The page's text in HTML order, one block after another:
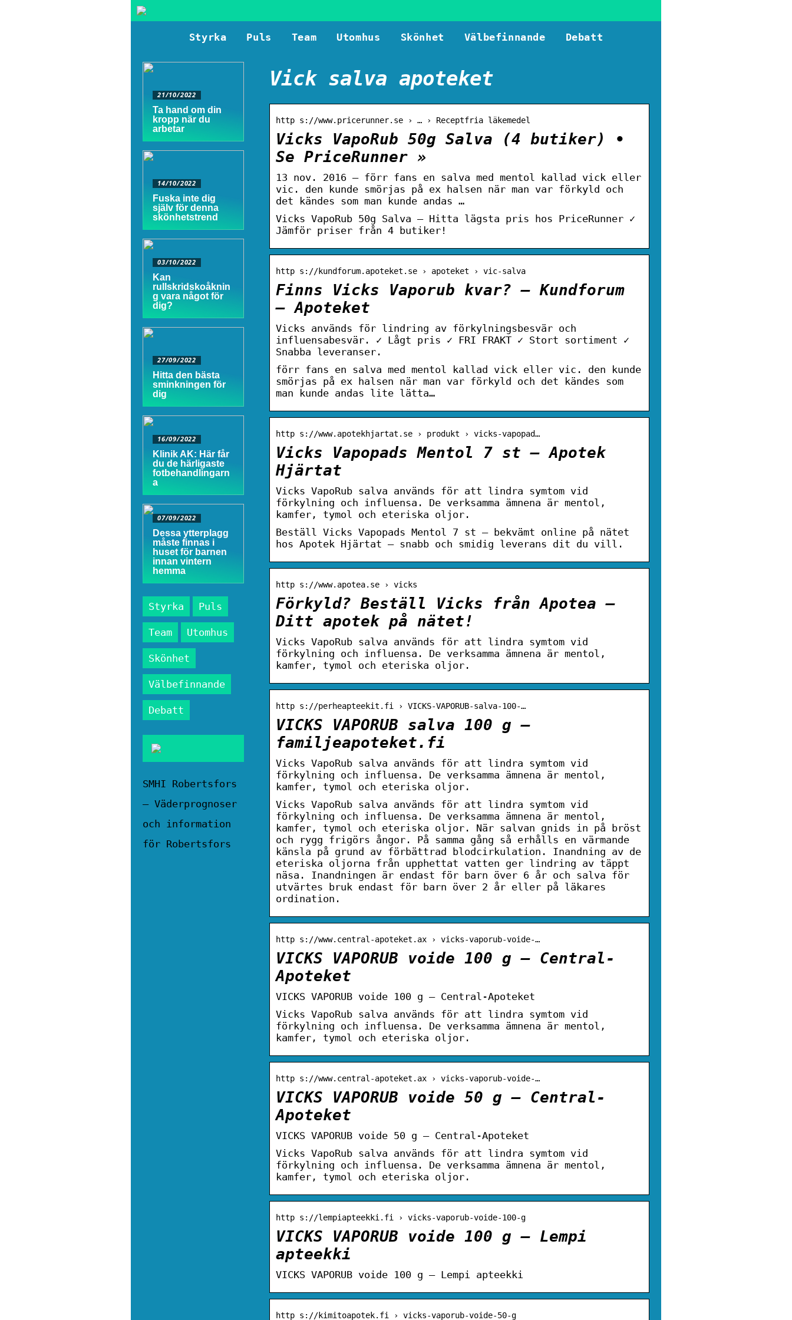
Styrka Puls Team Utomhus Skönhet Välbefinnande Debatt
Vick salva apoteket
http s://www.pricerunner.se › … › Receptfria läkemedel
Vicks VapoRub 50g Salva (4 butiker) •
Se PriceRunner »
13 nov. 2016 — förr fans en salva med mentol kallad vick eller
vic. den kunde smörjas på ex halsen när man var förkyld och
det kändes som man kunde andas …
Vicks VapoRub 50g Salva – Hitta lägsta pris hos PriceRunner ✓
Jämför priser från 4 butiker!
http s://kundforum.apoteket.se › apoteket › vic-salva
Finns Vicks Vaporub kvar? – Kundforum
– Apoteket
Vicks används för lindring av förkylningsbesvär och
influensabesvär. ✓ Lågt pris ✓ FRI FRAKT ✓ Stort sortiment ✓
Snabba leveranser.
förr fans en salva med mentol kallad vick eller vic. den kunde
smörjas på ex halsen när man var förkyld och det kändes som
man kunde andas lite lätta…
http s://www.apotekhjartat.se › produkt › vicks-vapopad…
Vicks Vapopads Mentol 7 st – Apotek
Hjärtat
Vicks VapoRub salva används för att lindra symtom vid
förkylning och influensa. De verksamma ämnena är mentol,
kamfer, tymol och eteriska oljor.
Beställ Vicks Vapopads Mentol 7 st – bekvämt online på nätet
hos Apotek Hjärtat – snabb och smidig leverans dit du vill.
http s://www.apotea.se › vicks
Förkyld? Beställ Vicks från Apotea –
Ditt apotek på nätet!
Vicks VapoRub salva används för att lindra symtom vid
förkylning och influensa. De verksamma ämnena är mentol,
kamfer, tymol och eteriska oljor.
http s://perheapteekit.fi › VICKS-VAPORUB-salva-100-…
VICKS VAPORUB salva 100 g –
familjeapoteket.fi
Vicks VapoRub salva används för att lindra symtom vid
förkylning och influensa. De verksamma ämnena är mentol,
kamfer, tymol och eteriska oljor.
Vicks VapoRub salva används för att lindra symtom vid
förkylning och influensa. De verksamma ämnena är mentol,
kamfer, tymol och eteriska oljor. När salvan gnids in på bröst
och rygg frigörs ångor. På samma gång så erhålls en värmande
känsla på grund av förbättrad blodcirkulation. Inandning av de
eteriska oljorna från upphettat vatten ger lindring av täppt
näsa. Inandningen är endast för barn över 6 år och salva för
utvärtes bruk endast för barn över 2 år eller på läkares
ordination.
http s://www.central-apoteket.ax › vicks-vaporub-voide-…
VICKS VAPORUB voide 100 g – Central-
Apoteket
VICKS VAPORUB voide 100 g – Central-Apoteket
Vicks VapoRub salva används för att lindra symtom vid
förkylning och influensa. De verksamma ämnena är mentol,
kamfer, tymol och eteriska oljor.
http s://www.central-apoteket.ax › vicks-vaporub-voide-…
VICKS VAPORUB voide 50 g – Central-
Apoteket
VICKS VAPORUB voide 50 g – Central-Apoteket
Vicks VapoRub salva används för att lindra symtom vid
förkylning och influensa. De verksamma ämnena är mentol,
kamfer, tymol och eteriska oljor.
http s://lempiapteekki.fi › vicks-vaporub-voide-100-g
VICKS VAPORUB voide 100 g – Lempi
apteekki
VICKS VAPORUB voide 100 g – Lempi apteekki
http s://kimitoapotek.fi › vicks-vaporub-voide-50-g
21/10/2022
Ta hand om din
kropp när du
arbetar
14/10/2022
Fuska inte dig
själv för denna
skönhetstrend
03/10/2022
Kan
rullskridskoåknin
g vara något för
dig?
27/09/2022
Hitta den bästa
sminkningen för
dig
16/09/2022
Klinik AK: Här får
du de härligaste
fotbehandlingarn
a
07/09/2022
Dessa ytterplagg
måste finnas i
huset för barnen
innan vintern
hemma
Styrka Puls
Team Utomhus
Skönhet
Välbefinnande
Debatt
SMHI Robertsfors
– Väderprognoser
och information
för Robertsfors